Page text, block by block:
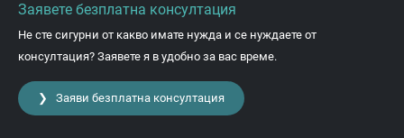
Заявете безплатна консултация
Не сте сигурни от какво имате нужда и се нуждаете от
консултация? Заявете я в удобно за вас време.
❯ Заяви безплатна консултация